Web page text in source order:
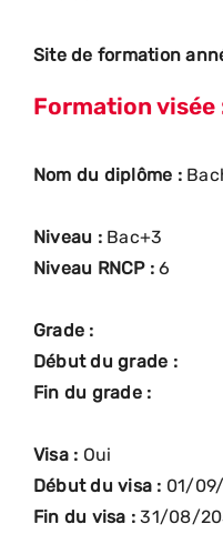
Site de formation
Formation visée
Nom du diplôme :
Niveau : Bac+3
Niveau RNCP :6
Grade :
Début du grade :
Fin du grade :
Visa : Oui
Début du visa : 01/
Fin du visa :31/08/